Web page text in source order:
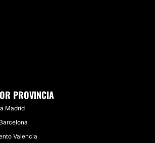
PROVINCIA
Madrid
Valencia